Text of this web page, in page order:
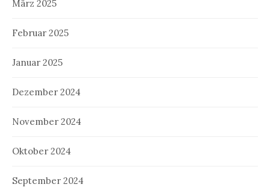
März 2025
Februar 2025
Januar 2025
Dezember 2024
November 2024
Oktober 2024
September 2024